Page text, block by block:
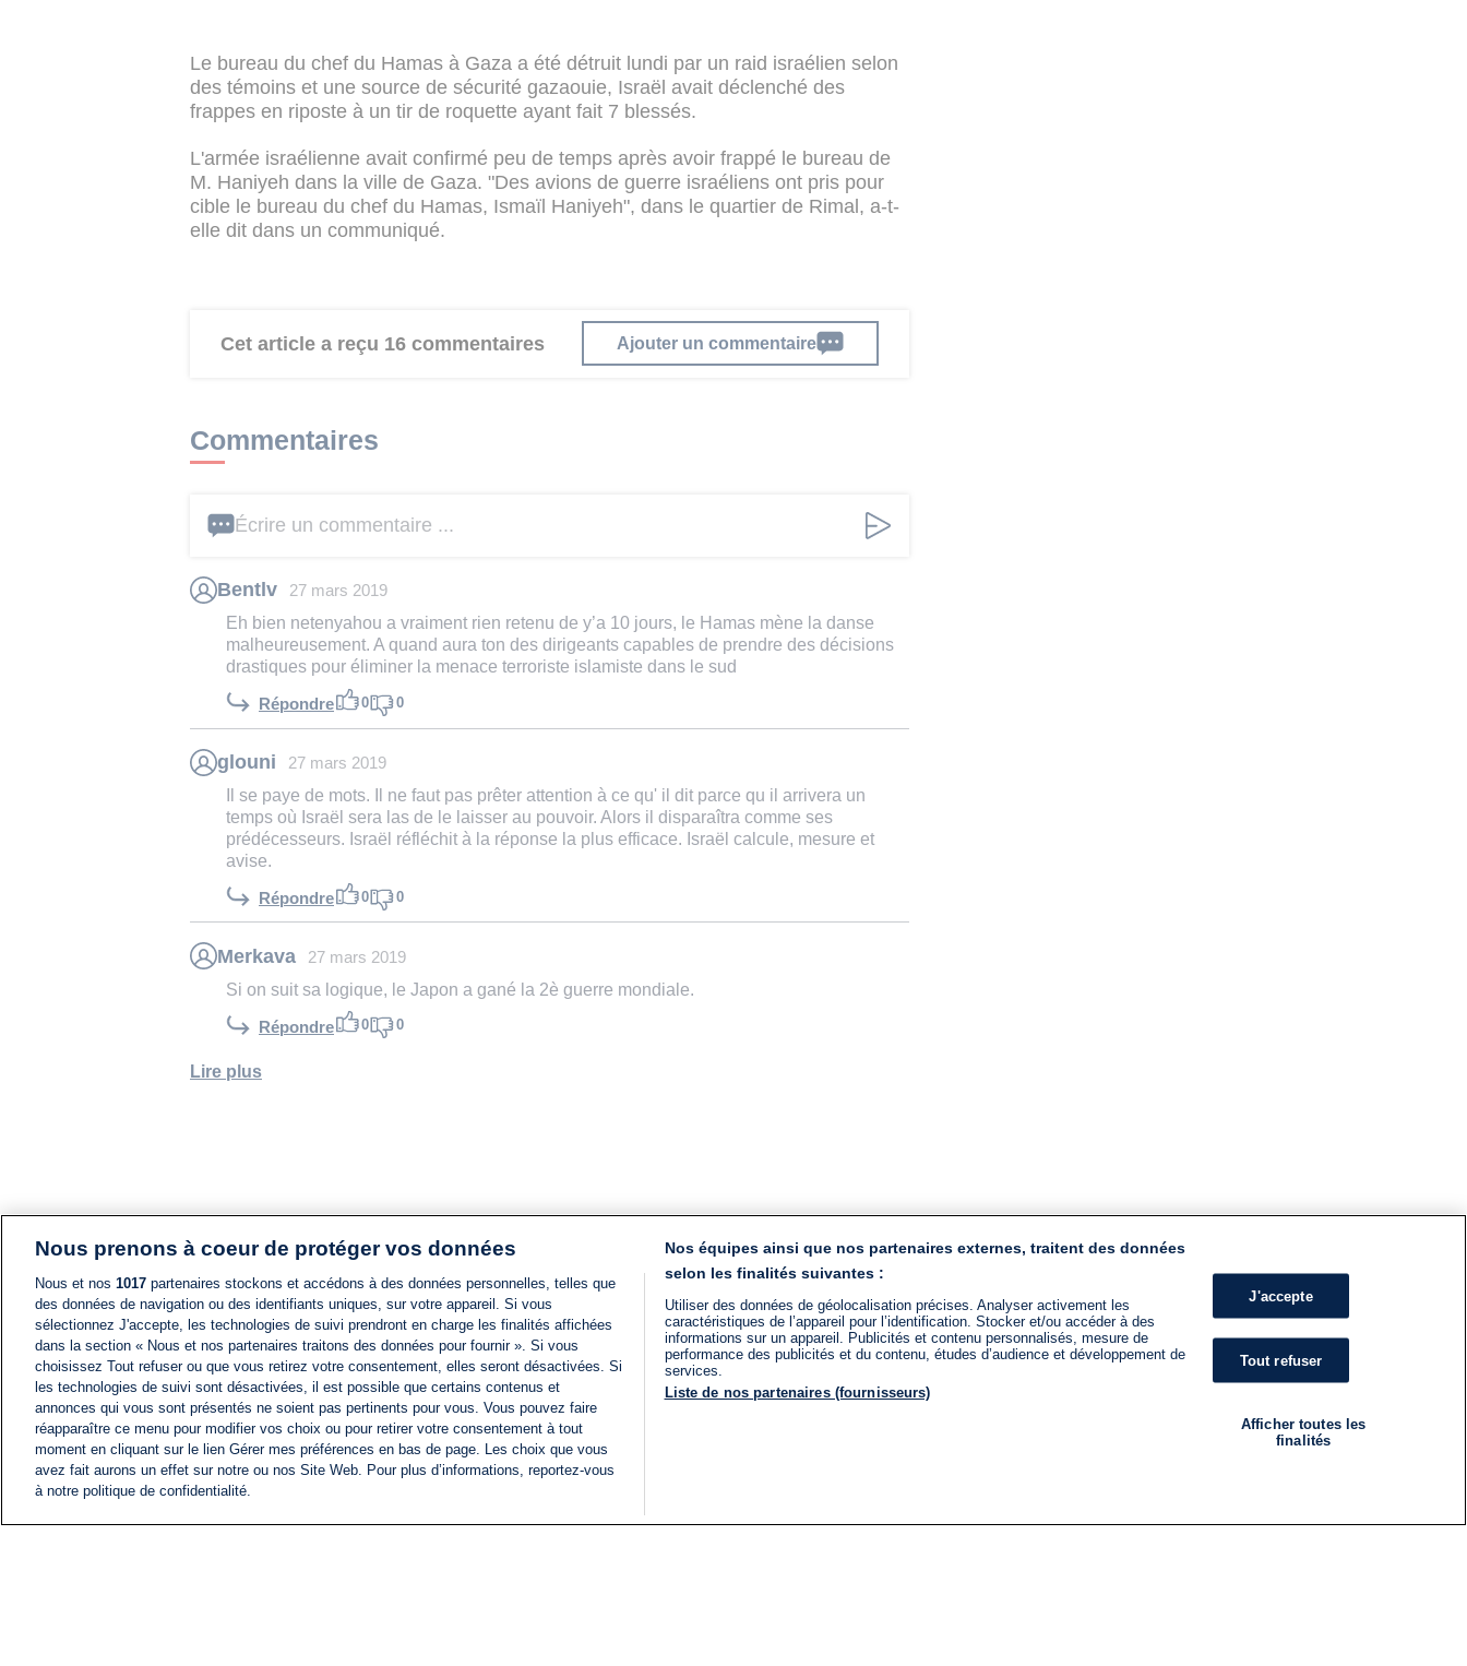
Le bureau du chef du Hamas à Gaza a été détruit lundi par un raid israélien selon
des témoins et une source de sécurité gazaouie, Israël avait déclenché des
frappes en riposte à un tir de roquette ayant fait 7 blessés.
L'armée israélienne avait confirmé peu de temps après avoir frappé le bureau de
M. Haniyeh dans la ville de Gaza. "Des avions de guerre israéliens ont pris pour
cible le bureau du chef du Hamas, Ismaïl Haniyeh", dans le quartier de Rimal, a-t-
elle dit dans un communiqué.
Cet article a reçu 16 commentaires Ajouter un commentaire
Commentaires
Écrire un commentaire ...
Bentlv 27 mars 2019
Eh bien netenyahou a vraiment rien retenu de y’a 10 jours, le Hamas mène la danse
malheureusement. A quand aura ton des dirigeants capables de prendre des décisions
drastiques pour éliminer la menace terroriste islamiste dans le sud
Répondre 0 0
glouni 27 mars 2019
Il se paye de mots. Il ne faut pas prêter attention à ce qu' il dit parce qu il arrivera un
temps où Israël sera las de le laisser au pouvoir. Alors il disparaîtra comme ses
prédécesseurs. Israël réfléchit à la réponse la plus efficace. Israël calcule, mesure et
avise.
Répondre 0 0
Merkava 27 mars 2019
Si on suit sa logique, le Japon a gané la 2è guerre mondiale.
Répondre 0 0
Lire plus
Nous prenons à coeur de protéger vos données
Nous et nos 1017 partenaires stockons et accédons à des données personnelles, telles que
des données de navigation ou des identifiants uniques, sur votre appareil. Si vous
sélectionnez J'accepte, les technologies de suivi prendront en charge les finalités affichées
dans la section « Nous et nos partenaires traitons des données pour fournir ». Si vous
choisissez Tout refuser ou que vous retirez votre consentement, elles seront désactivées. Si
les technologies de suivi sont désactivées, il est possible que certains contenus et
annonces qui vous sont présentés ne soient pas pertinents pour vous. Vous pouvez faire
réapparaître ce menu pour modifier vos choix ou pour retirer votre consentement à tout
moment en cliquant sur le lien Gérer mes préférences en bas de page. Les choix que vous
avez fait aurons un effet sur notre ou nos Site Web. Pour plus d’informations, reportez-vous
à notre politique de confidentialité.
Nos équipes ainsi que nos partenaires externes, traitent des données
selon les finalités suivantes :
Utiliser des données de géolocalisation précises. Analyser activement les
caractéristiques de l’appareil pour l’identification. Stocker et/ou accéder à des
informations sur un appareil. Publicités et contenu personnalisés, mesure de
performance des publicités et du contenu, études d’audience et développement de
services.
Liste de nos partenaires (fournisseurs)
J'accepte
Tout refuser
Afficher toutes les
finalités